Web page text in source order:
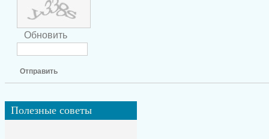
Обновить
Отправить
Полезные советы